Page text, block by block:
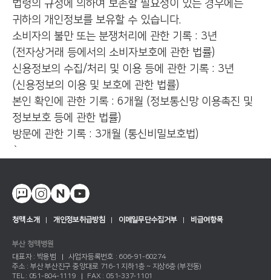
법령의 규정에 의하여 보존할 필요성이 있는 경우에는
귀하의 개인정보를 보유할 수 있습니다.
소비자의 불만 또는 분쟁처리에 관한 기록 : 3년
(전자상거래 등에서의 소비자보호에 관한 법률)
신용정보의 수집/처리 및 이용 등에 관한 기록 : 3년
(신용정보의 이용 및 보호에 관한 법률)
본인 확인에 관한 기록 : 6개월 (정보통신망 이용촉진 및
정보보호 등에 관한 법률)
방문에 관한 기록 : 3개월 (통신비밀보호법)
`
청맥 소개 개인정보취급방침 이메일무단수집거부 비급여항목
부산 청맥병원
대표자 : 박용범 사업자등록번호 : 606-91-60274
주소 : 부산 부산진구 중앙대로 716-1 지하1층 ~ 지상6층 (부전동)
TEL : 051-804-1119 FAX : 051-337-1101